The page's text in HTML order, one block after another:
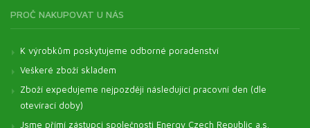
PROČ NAKUPOVAT U NÁS
K výrobkům poskytujeme odborné poradenství
Veškeré zboží skladem
Zboží expedujeme nejpozději následující pracovní den (dle
otevírací doby)
Jsme přímí zástupci společnosti Energy Czech Republic a.s.